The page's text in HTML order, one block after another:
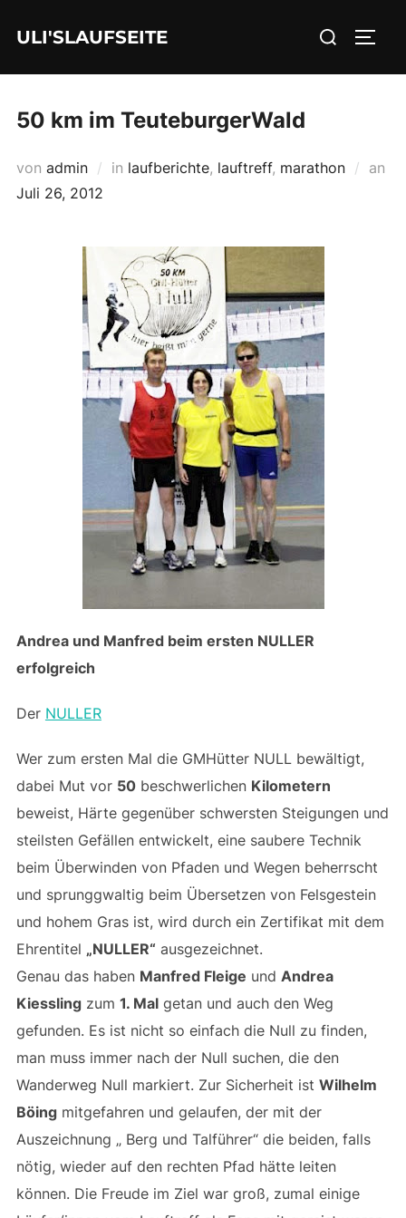
InhaltULI'SLAUFSEITE
Suchen
50 km im TeuteburgerWald
von admin in laufberichte, lauftreff, marathon an
Juli 26, 2012
Andrea und Manfred beim ersten NULLER
erfolgreich
Der NULLER
Wer zum ersten Mal die GMHütter NULL bewältigt,
dabei Mut vor 50beschwerlichen Kilometern
beweist, Härte gegenüber schwersten Steigungen und
steilsten Gefällen entwickelt, eine saubere Technik
beim Überwinden von Pfaden und Wegen beherrscht
und sprunggwaltig beim Übersetzen von Felsgestein
und hohem Gras ist, wird durch ein Zertifikat mit dem
Ehrentitel „NULLER“ ausgezeichnet.
Genau das haben Manfred Fleige und Andrea
Kiesslingzum 1. Malgetan und auch den Weg
gefunden. Es ist nicht so einfach die Null zu finden,
man muss immer nach der Null suchen, die den
Wanderweg Null markiert. Zur Sicherheit ist Wilhelm
Böingmitgefahren und gelaufen, der mit der
Auszeichnung „ Berg und Talführer“ die beiden, falls
nötig, wieder auf den rechten Pfad hätte leiten
können. Die Freude im Ziel war groß, zumal einige